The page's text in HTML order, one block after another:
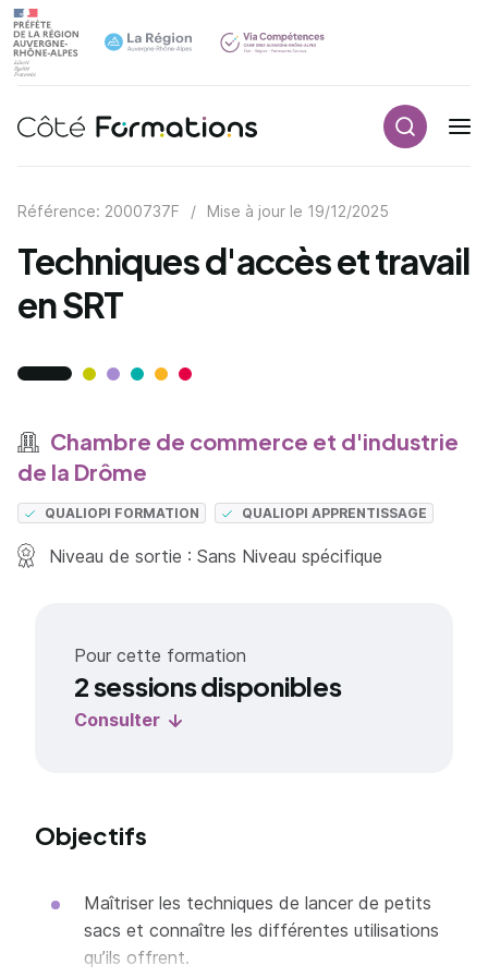
Navigation principale
Référence: 2000737F / Mise à jour le 19/12/2025
Techniques d'accès et travail
en SRT
Chambre de commerce et d'industrie
de la Drôme
QUALIOPI FORMATION QUALIOPI APPRENTISSAGE
Niveau de sortie : Sans Niveau spécifique
Pour cette formation
2 sessions disponibles
Consulter
Objectifs
Maîtriser les techniques de lancer de petits
sacs et connaître les différentes utilisations
qu’ils offrent.